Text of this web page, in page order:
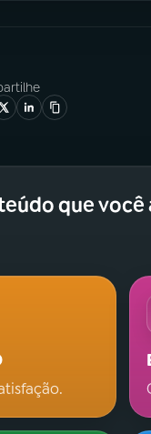
que você